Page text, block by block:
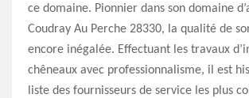
ce domaine. Pionnier dans son domaine
Coudray Au Perche 28330, la qualité de
encore inégalée. Effectuant les travaux
chêneaux avec professionnalisme, il est
liste des fournisseurs de service les plus